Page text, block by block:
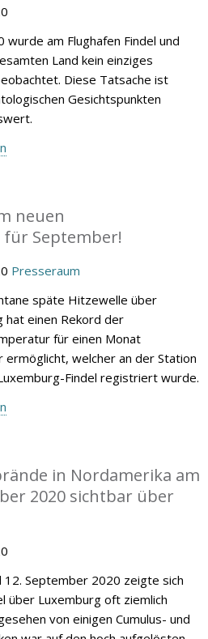
wurde am Flughafen Findel und
Land kein einziges
Diese Tatsache ist
Gesichtspunkten
neuen
September!
Presseraum
späte Hitzewelle über
hat einen Rekord der
für einen Monat
ermöglicht, welcher an der Station
Findel registriert wurde.
in Nordamerika am
2020 sichtbar über
12. September 2020 zeigte sich
über Luxemburg oft ziemlich
von einigen Cumulus- und